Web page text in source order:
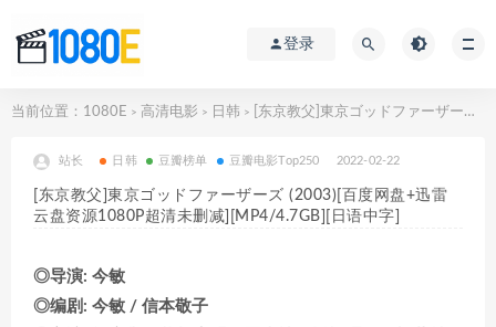
登录
当前位置： 1080E > 高清电影 > 日韩 > [东京教父]東京ゴッドファーザーズ (2003)[百度网盘+迅雷云盘资源1080P超清未删减][MP4/4.7GB][日语中字]
站长 日韩 豆瓣榜单 豆瓣电影Top250 2022-02-22
[东京教父]東京ゴッドファーザーズ (2003)[百度网盘+迅雷
云盘资源1080P超清未删减][MP4/4.7GB][日语中字]
◎导演: 今敏
◎编剧: 今敏 / 信本敬子